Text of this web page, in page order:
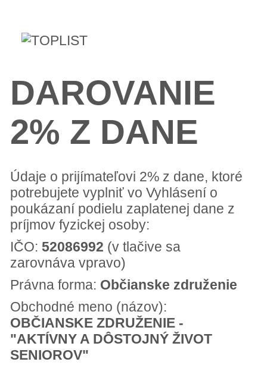
DAROVANIE
2% Z DANE
Údaje o prijímateľovi 2% z dane, ktoré
potrebujete vyplniť vo Vyhlásení o
poukázaní podielu zaplatenej dane z
príjmov fyzickej osoby:
IČO:52086992 (v tlačive sa
zarovnáva vpravo)
Právna forma: Občianske združenie
Obchodné meno (názov):
OBČIANSKE ZDRUŽENIE -
"AKTÍVNY A DÔSTOJNÝ ŽIVOT
SENIOROV"